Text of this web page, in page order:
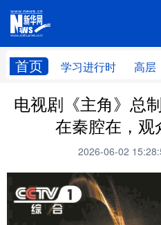
首页 学习进行时 高层
网站
学习进行时 高层
财经
科技 科创
书画
电视剧《主角》总
在秦腔在，观
2026-06-02